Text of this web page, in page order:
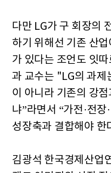
다만 LG가 구 회장의
하기 위해선 기존 산
가 있다는 조언도 잇
과 교수는 "LG의 과제
이 아니라 기존의 강
냐”라면서 “가전·전
성장축과 결합해야 한
김광석 한국경제산업